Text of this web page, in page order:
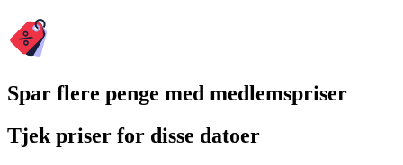
Spar flere penge med medlemspriser
Tjek priser for disse datoer